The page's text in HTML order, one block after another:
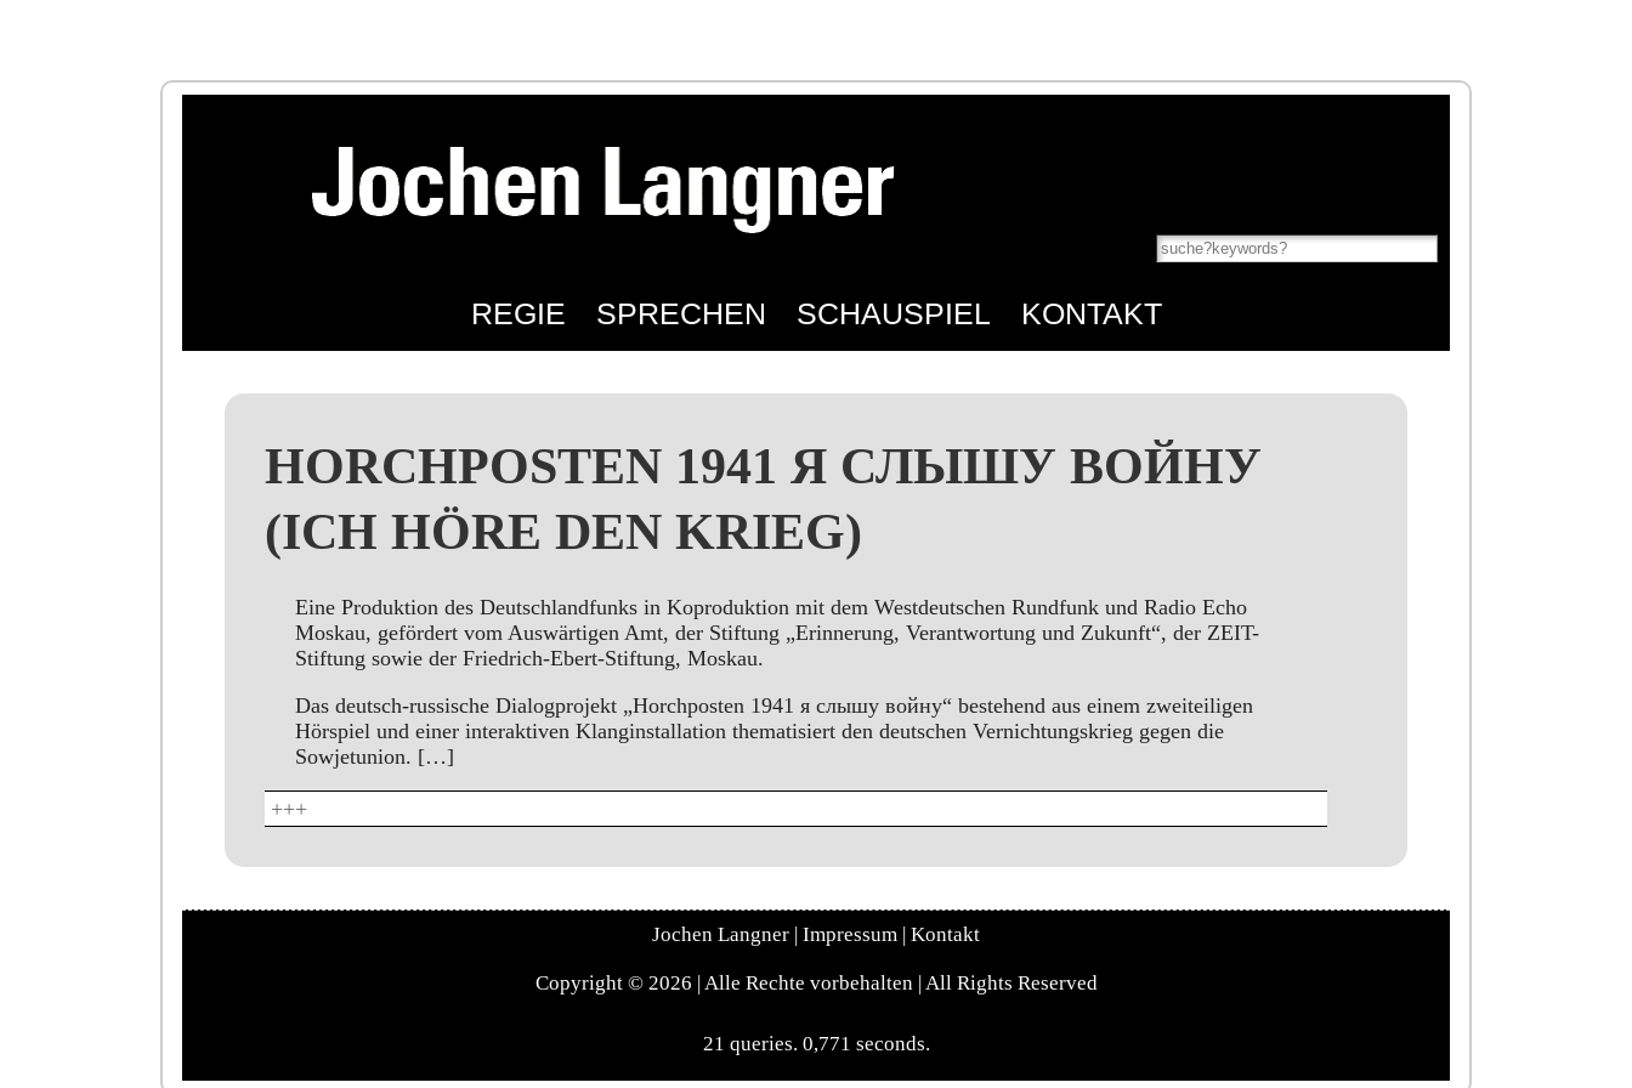
REGIE SPRECHEN SCHAUSPIEL KONTAKT
HORCHPOSTEN 1941 Я СЛЫШУ ВОЙНУ
(ICH HÖRE DEN KRIEG)
Eine Produktion des Deutschlandfunks in Koproduktion mit dem Westdeutschen Rundfunk und Radio Echo
Moskau, gefördert vom Auswärtigen Amt, der Stiftung „Erinnerung, Verantwortung und Zukunft“, der ZEIT-
Stiftung sowie der Friedrich-Ebert-Stiftung, Moskau.
Das deutsch-russische Dialogprojekt „Horchposten 1941 я слышу войну“ bestehend aus einem zweiteiligen
Hörspiel und einer interaktiven Klanginstallation thematisiert den deutschen Vernichtungskrieg gegen die
Sowjetunion. […]
+++
Jochen Langner | Impressum | Kontakt
Copyright © 2026 | Alle Rechte vorbehalten | All Rights Reserved
21 queries. 0,771 seconds.